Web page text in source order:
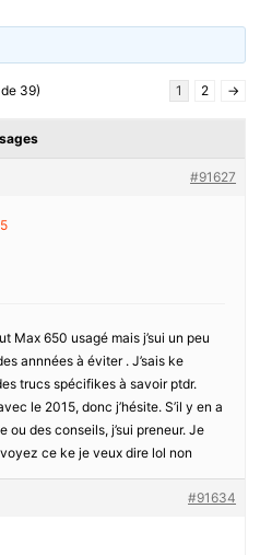
39) 1 2 →
#91627
Max 650 usagé mais j’sui un peu
annnées à éviter . J’sais ke
trucs spécifikes à savoir ptdr.
le 2015, donc j’hésite. S’il y en a
ou des conseils, j’sui preneur. Je
ce ke je veux dire lol non
#91634